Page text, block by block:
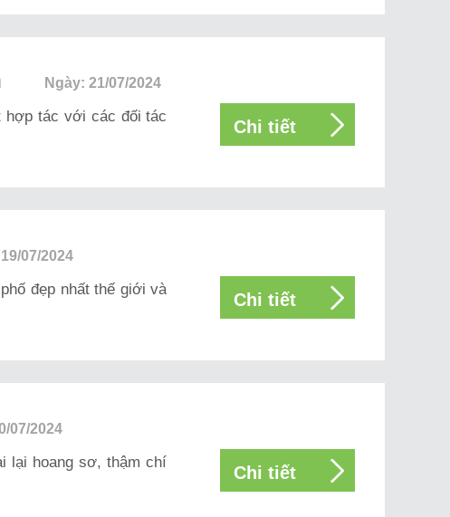
Ngày: 21/07/2024
hợp tác với các đối tác
Chi tiết
07/2024
đẹp nhất thế giới và
Chi tiết
07/2024
lại hoang sơ, thậm chí
Chi tiết